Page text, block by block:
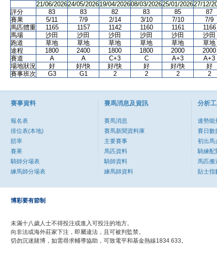
21/06/202624/05/202619/04/202608/03/202625/01/202627/12/
評分
83 83 82 83 85
87
賽果
5/11 7/9 2/14 3/10 7/10
7/9
馬匹體重
1165 1157 1142 1160 1161
1166
馬場
沙田 沙田 沙田 沙田 沙田
沙田
跑道
草地 草地 草地 草地 草地
草地
途程
1800 2400 1800 1800 2000
2000
賽道
A A C+3 C A+3
A+3
場地狀況
好 好/快 好/快 好 好/快
好
賽事班次
G3 G1 2 2 2 2
賽事資料
報名表
排位表(本地)
賠率
賽果
騎師分場表
練馬師分場表
賽馬消息及資訊
賽馬消息
賽馬新聞資料庫
主要賽事
馬匹資料
騎師資料
練馬師資料
分析
速勢能
賽日數
初出馬
騎練配
馬匹搬
貼士指
博彩要有節制
未滿十八歲人士不得投注或進入可投注的地方。
向非法或海外莊家下注，即屬違法，且可被判監禁。
切勿沉迷賭博，如需尋求輔導協助，可致電平和基金熱線1834 633。